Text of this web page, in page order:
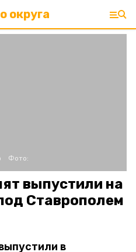
округа
Фото:
выпустили на
Ставрополем
в